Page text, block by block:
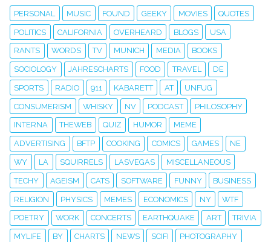
PERSONAL MUSIC FOUND GEEKY MOVIES QUOTES
POLITICS CALIFORNIA OVERHEARD BLOGS USA
RANTS WORDS TV MUNICH MEDIA BOOKS
SOCIOLOGY JAHRESCHARTS FOOD TRAVEL DE
SPORTS RADIO 911 KABARETT AT UNFUG
CONSUMERISM WHISKY NV PODCAST PHILOSOPHY
INTERNA THEWEB QUIZ HUMOR MEME
ADVERTISING BFTP COOKING COMICS GAMES NE
WY LA SQUIRRELS LASVEGAS MISCELLANEOUS
TECHY AGEISM CATS SOFTWARE FUNNY BUSINESS
RELIGION PHYSICS MEMES ECONOMICS NY WTF
POETRY WORK CONCERTS EARTHQUAKE ART TRIVIA
MYLIFE BY CHARTS NEWS SCIFI PHOTOGRAPHY